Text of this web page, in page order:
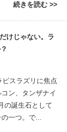
続きを読む
けじゃない。ラ
スラズリに焦点
ン、タンザナイ
の誕生石として
一つ。で...